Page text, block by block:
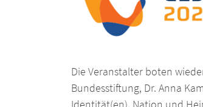
Die Veranstalter boten
Bundesstiftung, Dr. Anna